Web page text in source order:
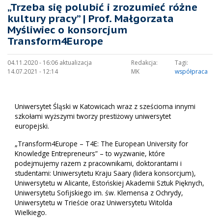
„Trzeba się polubić i zrozumieć różne
kultury pracy” | Prof. Małgorzata
Myśliwiec o konsorcjum
Transform4Europe
04.11.2020 - 16:06 aktualizacja
14.07.2021 - 12:14
Redakcja:
MK
Tagi:
współpraca
Uniwersytet Śląski w Katowicach wraz z sześcioma innymi
szkołami wyższymi tworzy prestiżowy uniwersytet
europejski.
„Transform4Europe – T4E: The European University for
Knowledge Entrepreneurs” – to wyzwanie, które
podejmujemy razem z pracownikami, doktorantami i
studentami: Uniwersytetu Kraju Saary (lidera konsorcjum),
Uniwersytetu w Alicante, Estońskiej Akademii Sztuk Pięknych,
Uniwersytetu Sofijskiego im. św. Klemensa z Ochrydy,
Uniwersytetu w Trieście oraz Uniwersytetu Witolda
Wielkiego.